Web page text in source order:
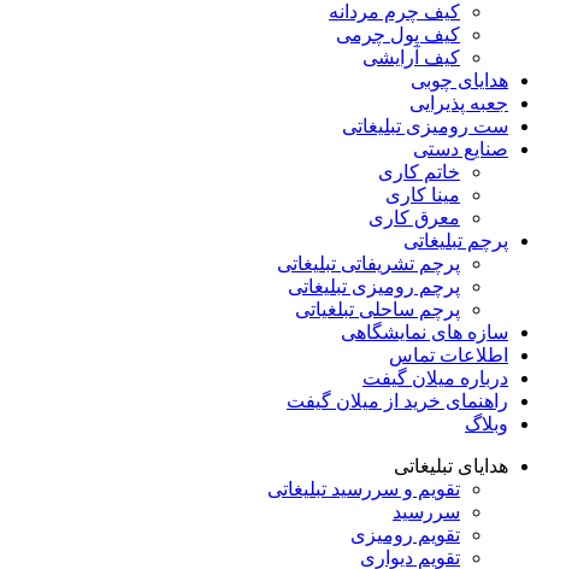
کیف چرم مردانه
کیف پول چرمی
کیف آرایشی
هدایای چوبی
جعبه پذیرایی
ست رومیزی تبلیغاتی
صنایع دستی
خاتم کاری
مینا کاری
معرق کاری
پرچم تبلیغاتی
پرچم تشریفاتی تبلیغاتی
پرچم رومیزی تبلیغاتی
پرچم ساحلی تبلغیاتی
سازه های نمایشگاهی
اطلاعات تماس
درباره میلان گیفت
راهنمای خرید از میلان گیفت
وبلاگ
هدایای تبلیغاتی
تقویم و سررسید تبلیغاتی
سررسید
تقویم رومیزی
تقویم دیواری